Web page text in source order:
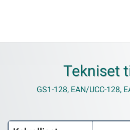
Tekniset
GS1-128, EAN/UCC-128,